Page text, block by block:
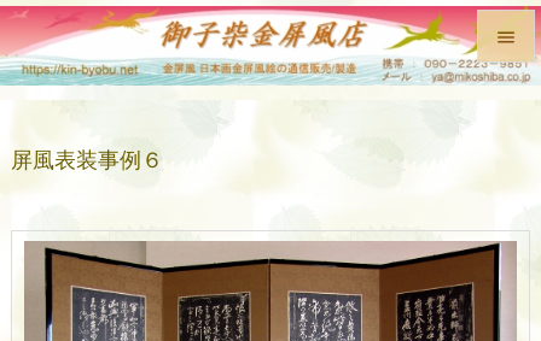


次へ

検索
屏風表装事例６